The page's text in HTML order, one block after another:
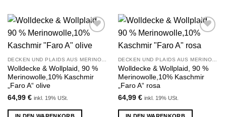
Wunschliste
DECKEN UND PLAIDS AUS MERINOWOLLE UND KASCHMIR
Wolldecke & Wollplaid, 90 %
Merinowolle,10% Kaschmir
„Faro A“ olive
64,99 € inkl. 19% USt.
Wunschliste
DECKEN UND PLAIDS AUS MERINOWOLLE UND KASCHMIR
Wolldecke & Wollplaid, 90 %
Merinowolle,10% Kaschmir
„Faro A“ rosa
64,99 € inkl. 19% USt.